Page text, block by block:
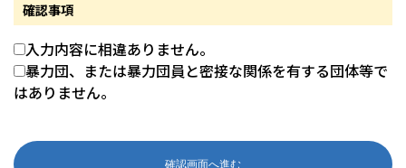
確認事項
入力内容に相違ありません。
暴力団、または暴力団員と密接な関係を有する団体等で
はありません。